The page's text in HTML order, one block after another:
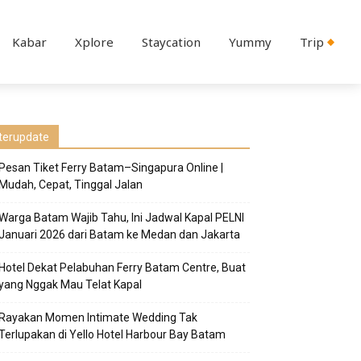
Kabar Xplore Staycation Yummy Trip
Pesan Tiket Ferry Batam–Singapura Online |
Mudah, Cepat, Tinggal Jalan
Batam Wajib Tahu, Ini Jadwal Kapal PELNI
2026 dari Batam ke Medan dan Jakarta
Hotel Dekat Pelabuhan Ferry Batam Centre, Buat
Nggak Mau Telat Kapal
Rayakan Momen Intimate Wedding Tak
di Yello Hotel Harbour Bay Batam